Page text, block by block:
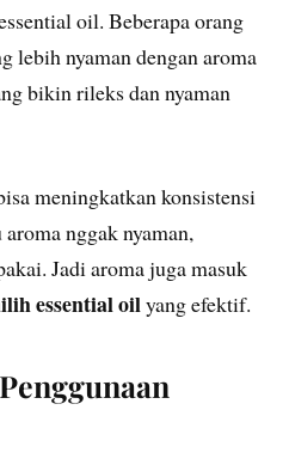
oil. Beberapa orang
lebih nyaman dengan aroma
bikin rileks dan nyaman
meningkatkan konsistensi
nggak nyaman,
Jadi aroma juga masuk
essential oilyang efektif.